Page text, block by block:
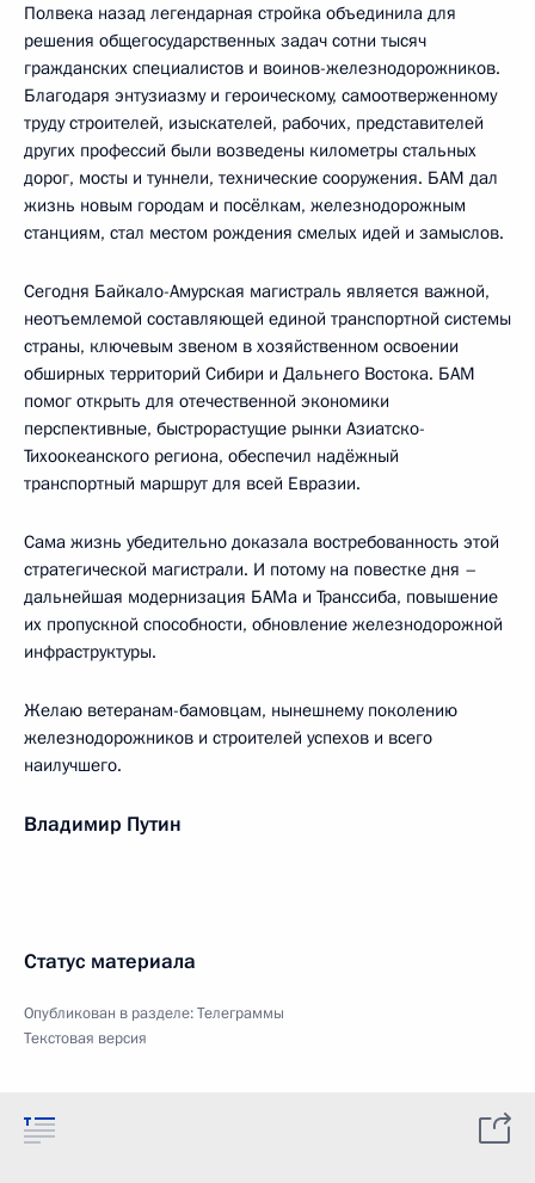
Полвека назад легендарная стройка объединила для
решения общегосударственных задач сотни тысяч
гражданских специалистов и воинов-железнодорожников.
Благодаря энтузиазму и героическому, самоотверженному
труду строителей, изыскателей, рабочих, представителей
других профессий были возведены километры стальных
дорог, мосты и туннели, технические сооружения. БАМ дал
жизнь новым городам и посёлкам, железнодорожным
станциям, стал местом рождения смелых идей и замыслов.
Сегодня Байкало-Амурская магистраль является важной,
неотъемлемой составляющей единой транспортной системы
страны, ключевым звеном в хозяйственном освоении
обширных территорий Сибири и Дальнего Востока. БАМ
помог открыть для отечественной экономики
перспективные, быстрорастущие рынки Азиатско-
Тихоокеанского региона, обеспечил надёжный
транспортный маршрут для всей Евразии.
Сама жизнь убедительно доказала востребованность этой
стратегической магистрали. И потому на повестке дня –
дальнейшая модернизация БАМа и Транссиба, повышение
их пропускной способности, обновление железнодорожной
инфраструктуры.
Желаю ветеранам-бамовцам, нынешнему поколению
железнодорожников и строителей успехов и всего
наилучшего.
Владимир Путин
Статус материала
Опубликован в разделе:Телеграммы
Текстовая версия